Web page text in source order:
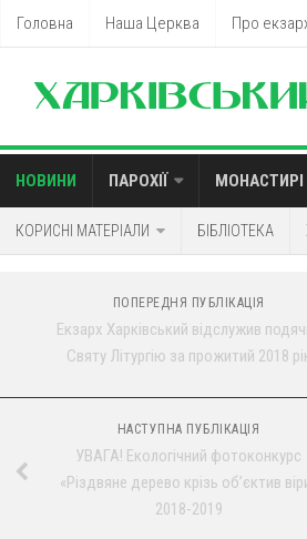
Головна Наша Церква Про
НОВИНИ ПАРОХІЇ МОНАСТИРІ
КОРИСНІ МАТЕРІАЛИ БІБЛІОТЕКА
ПОПЕРЕДНЯ ПУБЛІКАЦІЯ
Екзарх Харківський відслужив
Святу Літургію за прожитий 2018
НАСТУПНА ПУБЛІКАЦІЯ
УВАГА! Екологічний фотоконкурс
«Різдвяне дерево крізь об’єктив
2018-2019